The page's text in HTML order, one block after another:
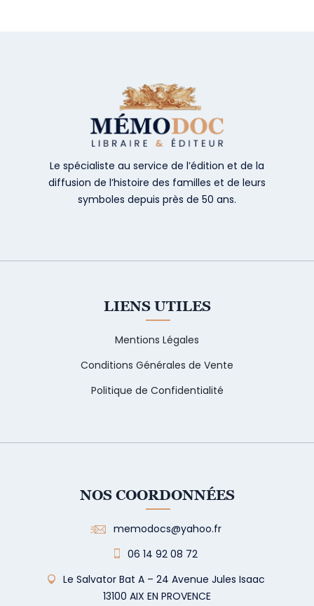
Le spécialiste au service de l’édition et de la
diffusion de l’histoire des familles et de leurs
symboles depuis près de 50 ans.
LIENS UTILES
Mentions Légales
Conditions Générales de Vente
Politique de Confidentialité
NOS COORDONNÉES
memodocs@yahoo.fr
06 14 92 08 72
Le Salvator Bat A – 24 Avenue Jules Isaac
13100 AIX EN PROVENCE